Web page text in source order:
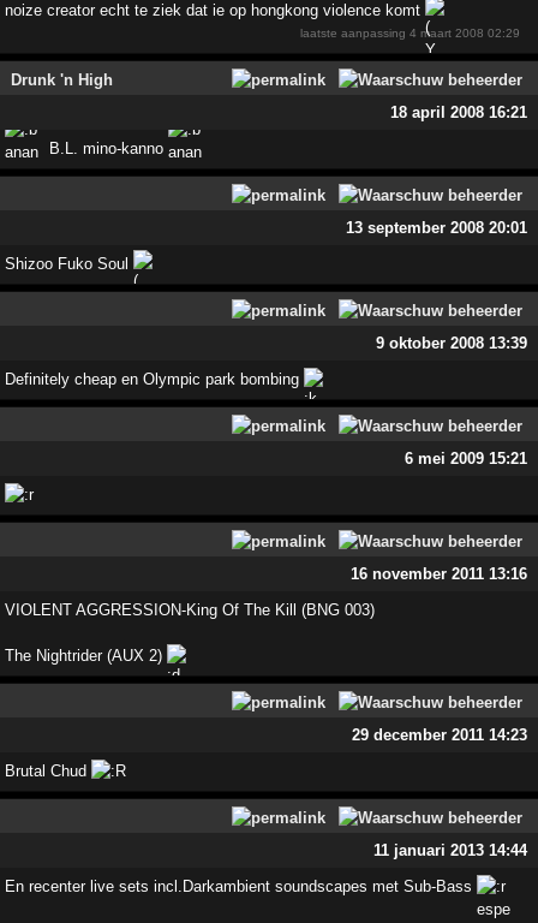
noize creator echt te ziek dat ie op hongkong violence komt
laatste aanpassing4 maart 2008 02:29
Drunk 'n High
18 april 2008 16:21
B.L. mino-kanno
13 september 2008 20:01
Shizoo Fuko Soul
9 oktober 2008 13:39
Definitely cheap en Olympic park bombing
6 mei 2009 15:21
16 november 2011 13:16
VIOLENT AGGRESSION-King Of The Kill (BNG 003)
The Nightrider (AUX 2)
29 december 2011 14:23
Brutal Chud
11 januari 2013 14:44
En recenter live sets incl.Darkambient soundscapes met Sub-Bass